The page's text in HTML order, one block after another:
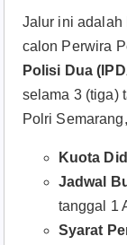
Jalur ini adalah
calon Perwira
Polisi Dua
selama 3 (tiga)
Polri
Kuota
Jadwal
tanggal 1
Syarat